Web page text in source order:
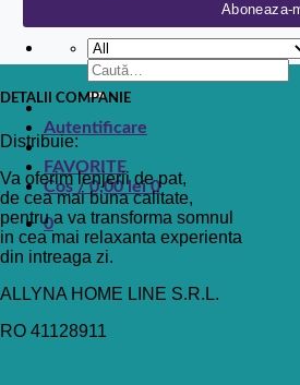
Caută
după:
Autentificare
FAVORITE
Coș /0,00lei 0
0
DETALII COMPANIE
Distribuie:
Va oferim lenjerii de pat,
de cea mai buna calitate,
pentru a va transforma somnul
in cea mai relaxanta experienta
din intreaga zi.
ALLYNA HOME LINE S.R.L.
RO 41128911